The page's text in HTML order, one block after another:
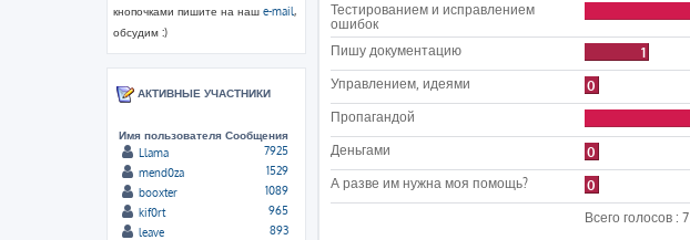
Тестированием и исправлением
ошибок
Пишу документацию 1
Управлением, идеями
0
Пропагандой
Деньгами
0
А разве им нужна моя помощь?
0
Всего голосов : 7
кнопочками пишите на наш e-mail,
обсудим :)
АКТИВНЫЕ УЧАСТНИКИ
Имя пользователя Сообщения
Llama
7925
mend0za
1529
booxter
1089
kif0rt
965
leave
893